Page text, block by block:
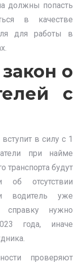
должны попасть
в качестве
для работы в
о
с
в силу с 1
при найме
транспорта будут
об отсутствии
водитель уже
нужно
года, иначе
проверяют